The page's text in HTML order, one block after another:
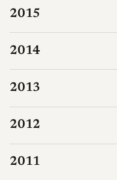
2015
2014
2013
2012
2011